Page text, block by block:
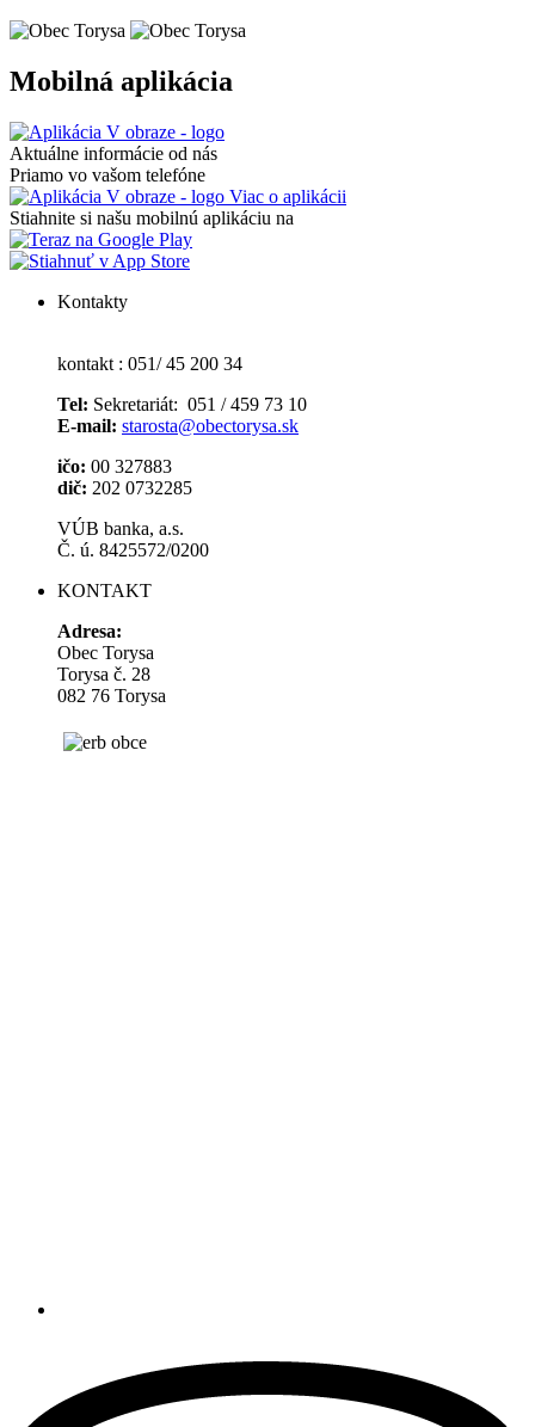
Mobilná aplikácia
Aktuálne informácie od nás
Priamo vo vašom telefóne
Viac o aplikácii
Stiahnite si našu mobilnú aplikáciu na
Kontakty
kontakt : 051/ 45 200 34
Tel: Sekretariát: 051 / 459 73 10
E-mail: starosta@obectorysa.sk
ičo: 00 327883
dič: 202 0732285
VÚB banka, a.s.
Č. ú. 8425572/0200
KONTAKT
Adresa:
Obec Torysa
Torysa č. 28
082 76 Torysa